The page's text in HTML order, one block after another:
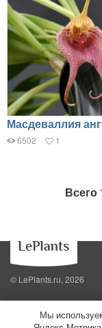
Масдеваллия
6502 1
© LePlants.ru, 2026
Мы